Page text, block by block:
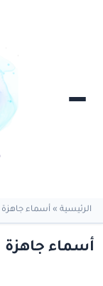
الرئيسية » أسماء جاهزة
أسماء جاهزة